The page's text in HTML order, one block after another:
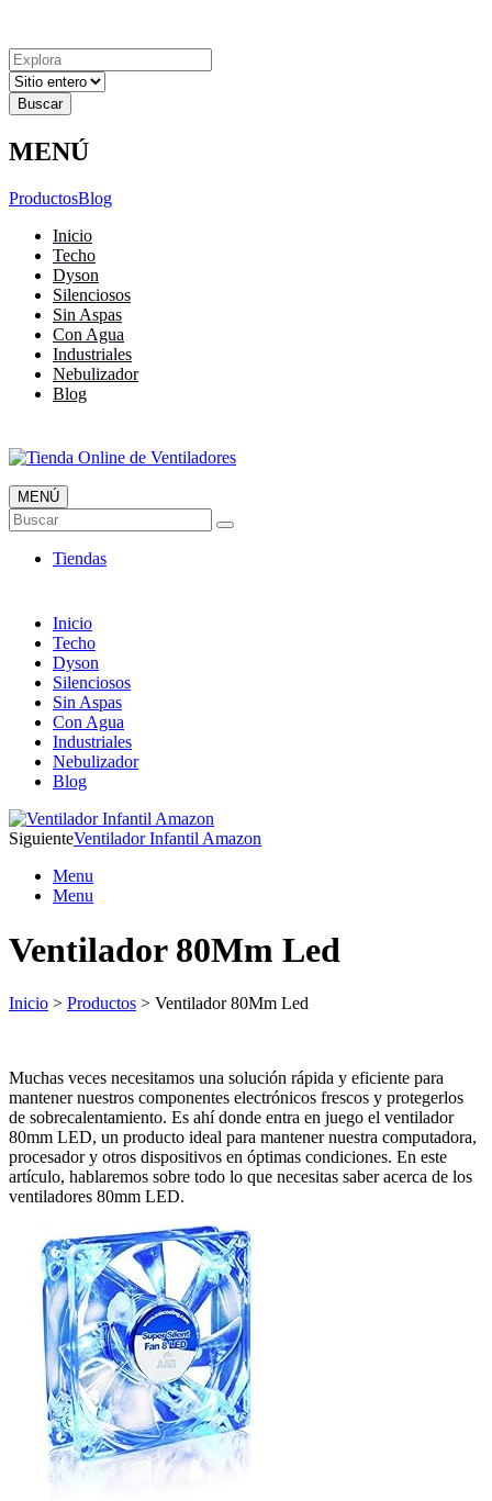
Resultados
para
MENÚ
ProductosBlog
Inicio
Techo
Dyson
Silenciosos
Sin Aspas
Con Agua
Industriales
Nebulizador
Blog
Tienda Online de Ventiladores
Super Catálogo de Ofertas
MENÚ
Buscar
Tiendas
Inicio
Techo
Dyson
Silenciosos
Sin Aspas
Con Agua
Industriales
Nebulizador
Blog
SiguienteVentilador Infantil Amazon
Menu
Menu
Ventilador 80Mm Led
Inicio > Productos > Ventilador 80Mm Led
Muchas veces necesitamos una solución rápida y eficiente para
mantener nuestros componentes electrónicos frescos y protegerlos
de sobrecalentamiento. Es ahí donde entra en juego el ventilador
80mm LED, un producto ideal para mantener nuestra computadora,
procesador y otros dispositivos en óptimas condiciones. En este
artículo, hablaremos sobre todo lo que necesitas saber acerca de los
ventiladores 80mm LED.